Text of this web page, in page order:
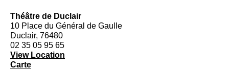
Théâtre de Duclair
10 Place du Général de Gaulle
Duclair, 76480
02 35 05 95 65
View Location
CarteThéâtre